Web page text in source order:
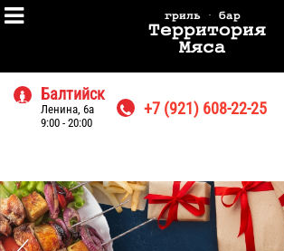
гриль · бар
Территория
Мяса
 Балтийск
Ленина, 6а
9:00 - 20:00
 +7 (921) 608-22-25
